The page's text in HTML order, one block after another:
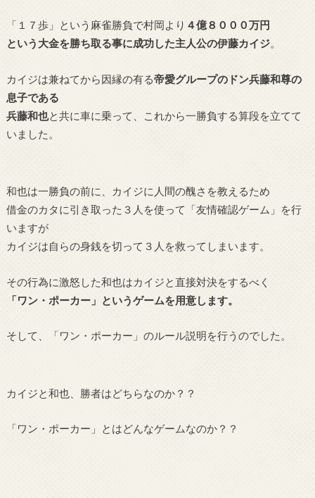
「１７歩」という麻雀勝負で村岡より ４億８０００万円
という大金を勝ち取る事に成功した主人公の伊藤カイジ。
カイジは兼ねてから因縁の有る帝愛グループのドン兵藤和尊の
息子である
兵藤和也と共に車に乗って、これから一勝負する算段を立てて
いました。
和也は一勝負の前に、カイジに人間の醜さを教えるため
借金のカタに引き取った３人を使って「友情確認ゲーム」を行
いますが
カイジは自らの身銭を切って３人を救ってしまいます。
その行為に激怒した和也はカイジと直接対決をするべく
「ワン・ポーカー」というゲームを用意します。
そして、「ワン・ポーカー」のルール説明を行うのでした。
カイジと和也、勝者はどちらなのか？？
「ワン・ポーカー」とはどんなゲームなのか？？